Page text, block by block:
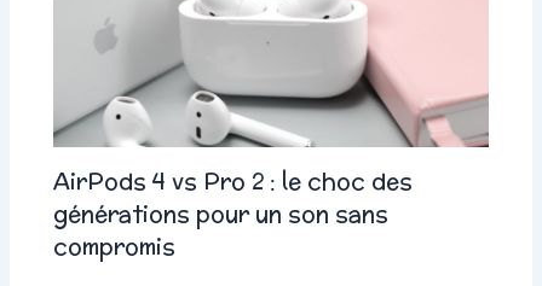
AirPods 4 vs Pro 2 : le choc des
générations pour un son sans
compromis